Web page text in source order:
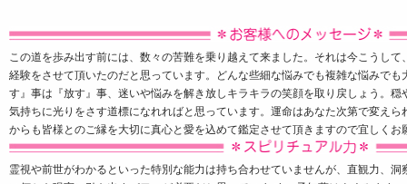
この道を歩み出す前には、数々の苦難を乗り越えて来ました。それは今こうし
経験をさせて頂いたのだと思っています。どんな些細な悩みでも複雑な悩みで
す』事は『放す』事、迷いや悩みを解き放しキラキラの笑顔を取り戻しょう。
気持ちに光りをさす道標になれればと思っています。運命はあなた次第で変え
からも皆様とのご縁を大切に真心と愛を込めて鑑定させて頂きますので宜しくお
霊視や前世がわかるといった特別な能力は持ち合わせていませんが、直観力、